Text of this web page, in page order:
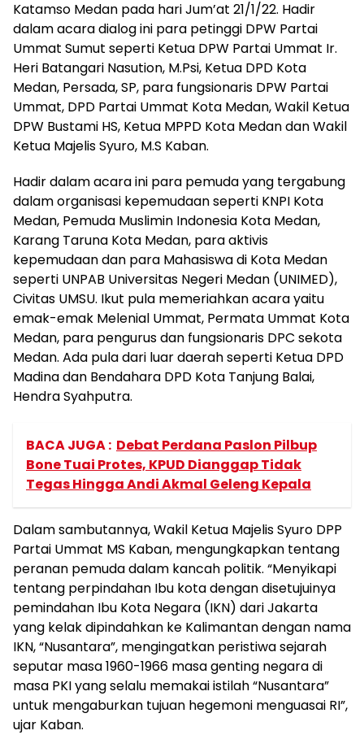
Katamso Medan pada hari Jum’at 21/1/22. Hadir
dalam acara dialog ini para petinggi DPW Partai
Ummat Sumut seperti Ketua DPW Partai Ummat Ir.
Heri Batangari Nasution, M.Psi, Ketua DPD Kota
Medan, Persada, SP, para fungsionaris DPW Partai
Ummat, DPD Partai Ummat Kota Medan, Wakil Ketua
DPW Bustami HS, Ketua MPPD Kota Medan dan Wakil
Ketua Majelis Syuro, M.S Kaban.
Hadir dalam acara ini para pemuda yang tergabung
dalam organisasi kepemudaan seperti KNPI Kota
Medan, Pemuda Muslimin Indonesia Kota Medan,
Karang Taruna Kota Medan, para aktivis
kepemudaan dan para Mahasiswa di Kota Medan
seperti UNPAB Universitas Negeri Medan (UNIMED),
Civitas UMSU. Ikut pula memeriahkan acara yaitu
emak-emak Melenial Ummat, Permata Ummat Kota
Medan, para pengurus dan fungsionaris DPC sekota
Medan. Ada pula dari luar daerah seperti Ketua DPD
Madina dan Bendahara DPD Kota Tanjung Balai,
Hendra Syahputra.
BACA JUGA : Debat Perdana Paslon Pilbup
Bone Tuai Protes, KPUD Dianggap Tidak
Tegas Hingga Andi Akmal Geleng Kepala
Dalam sambutannya, Wakil Ketua Majelis Syuro DPP
Partai Ummat MS Kaban, mengungkapkan tentang
peranan pemuda dalam kancah politik. “Menyikapi
tentang perpindahan Ibu kota dengan disetujuinya
pemindahan Ibu Kota Negara (IKN) dari Jakarta
yang kelak dipindahkan ke Kalimantan dengan nama
IKN, “Nusantara”, mengingatkan peristiwa sejarah
seputar masa 1960-1966 masa genting negara di
masa PKI yang selalu memakai istilah “Nusantara”
untuk mengaburkan tujuan hegemoni menguasai RI”,
ujar Kaban.